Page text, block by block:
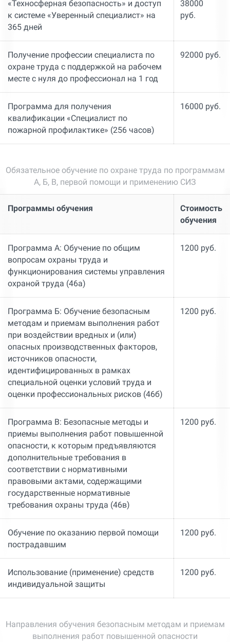
«Техносферная безопасность» и доступ
к системе «Уверенный специалист» на
365 дней
38000
руб.
Получение профессии специалиста по
охране труда с поддержкой на рабочем
месте с нуля до профессионал на 1 год
92000 руб.
Программа для получения
квалификации «Специалист по
пожарной профилактике» (256 часов)
16000 руб.
Обязательное обучение по охране труда по программам
А, Б, В, первой помощи и применению СИЗ
Программы обучения
Стоимость
обучения
Программа А: Обучение по общим
вопросам охраны труда и
функционирования системы управления
охраной труда (46а)
1200 руб.
Программа Б: Обучение безопасным
методам и приемам выполнения работ
при воздействии вредных и (или)
опасных производственных факторов,
источников опасности,
идентифицированных в рамках
специальной оценки условий труда и
оценки профессиональных рисков (46б)
1200 руб.
Программа В: Безопасные методы и
приемы выполнения работ повышенной
опасности, к которым предъявляются
дополнительные требования в
соответствии с нормативными
правовыми актами, содержащими
государственные нормативные
требования охраны труда (46в)
1200 руб.
Обучение по оказанию первой помощи
пострадавшим
1200 руб.
Использование (применение) средств
индивидуальной защиты
1200 руб.
Направления обучения безопасным методам и приемам
выполнения работ повышенной опасности